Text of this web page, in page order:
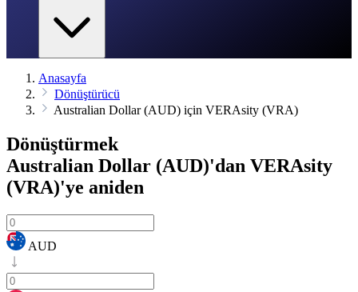
Anasayfa
Dönüştürücü
Australian Dollar (AUD) için VERAsity (VRA)
Dönüştürmek
Australian Dollar (AUD)'dan VERAsity
(VRA)'ye aniden
AUD